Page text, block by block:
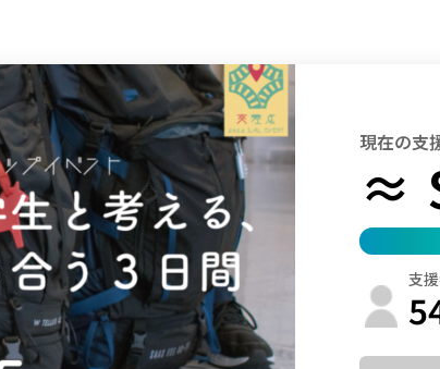
茨城 栃木 群馬 埼玉 千葉
新潟 富山 石川 福井 山梨
三重 滋賀 京都 大阪 兵庫
鳥取 島根 岡山 広島
徳島 香川 愛媛 高知
福岡 佐賀 長崎 熊本 鹿児島
現在の支
≈
支